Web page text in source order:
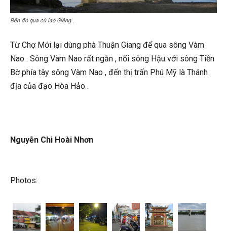
Bến đò qua cù lao Giêng .
Từ Chợ Mới lại dùng phà Thuận Giang để qua sông Vàm
Nao . Sông Vàm Nao rất ngắn , nối sông Hậu với sông Tiền
Bờ phía tây sông Vàm Nao , đến thị trấn Phú Mỹ là Thánh
địa của đạo Hòa Hảo .
Nguyễn Chi Hoài Nhơn
Photos: